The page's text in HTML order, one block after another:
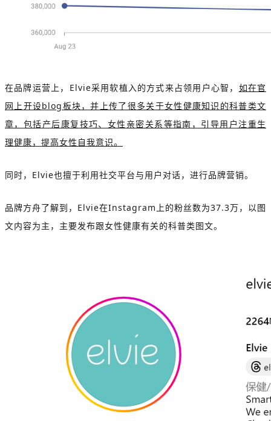
在品牌运营上，Elvie采用软植入的方式来占领用户心智， 如在官
网上开设blog板块，并上传了很多关于女性健康知识的科普类文
章，包括产后康复技巧、女性亲密关系等指南，引导用户注重生
理健康，提高女性自我意识。
同时，Elvie也擅于利用社交平台与用户对话，进行品牌营销。
品牌方舟了解到，Elvie在Instagram上的粉丝数为37.3万，以图
文内容为主，主要发布跟女性健康有关的科普类图文。